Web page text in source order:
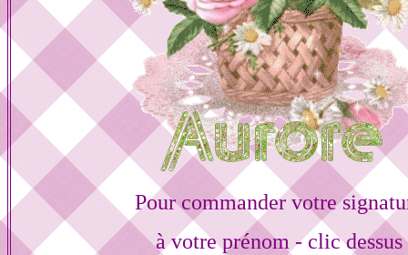
Pour commander votre
à votre prénom - clic dessus